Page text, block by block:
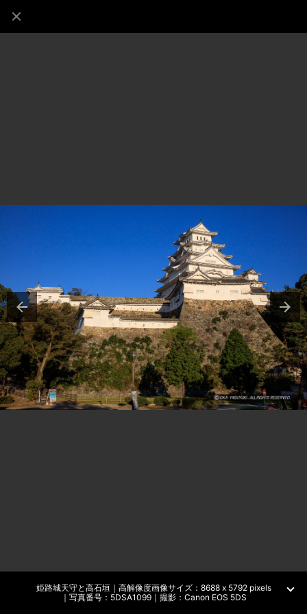
姫路城天守と高石垣｜高解像度画像サイズ：8688 x 5792 pixels
｜写真番号：5DSA1099｜撮影：Canon EOS 5DS